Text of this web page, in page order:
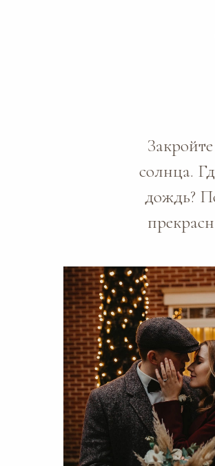
солнца.
дождь?